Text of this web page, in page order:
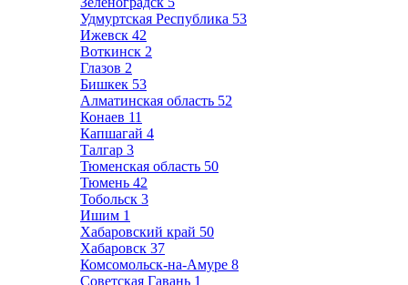
Удмуртская Республика 53
Ижевск 42
Воткинск 2
Глазов 2
Бишкек 53
Алматинская область 52
Конаев 11
Капшагай 4
Талгар 3
Тюменская область 50
Тюмень 42
Тобольск 3
Ишим 1
Хабаровский край 50
Хабаровск 37
Комсомольск-на-Амуре 8
Советская Гавань 1